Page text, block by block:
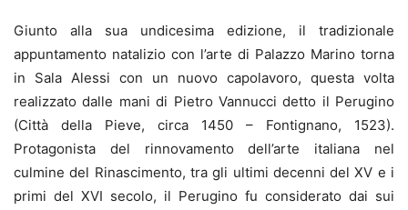
Giunto alla sua undicesima edizione, il tradizionale
appuntamento natalizio con l’arte di Palazzo Marino torna
in Sala Alessi con un nuovo capolavoro, questa volta
realizzato dalle mani di Pietro Vannucci detto il Perugino
(Città della Pieve, circa 1450 – Fontignano, 1523).
Protagonista del rinnovamento dell’arte italiana nel
culmine del Rinascimento, tra gli ultimi decenni del XV e i
primi del XVI secolo, il Perugino fu considerato dai sui